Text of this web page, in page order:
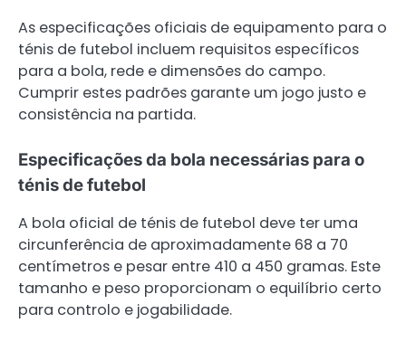
As especificações oficiais de equipamento para o
ténis de futebol incluem requisitos específicos
para a bola, rede e dimensões do campo.
Cumprir estes padrões garante um jogo justo e
consistência na partida.
Especificações da bola necessárias para o
ténis de futebol
A bola oficial de ténis de futebol deve ter uma
circunferência de aproximadamente 68 a 70
centímetros e pesar entre 410 a 450 gramas. Este
tamanho e peso proporcionam o equilíbrio certo
para controlo e jogabilidade.